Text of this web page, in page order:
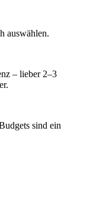
auswählen.
– lieber 2–3
sind ein